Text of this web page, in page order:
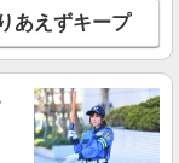
を見る
あえずキープ